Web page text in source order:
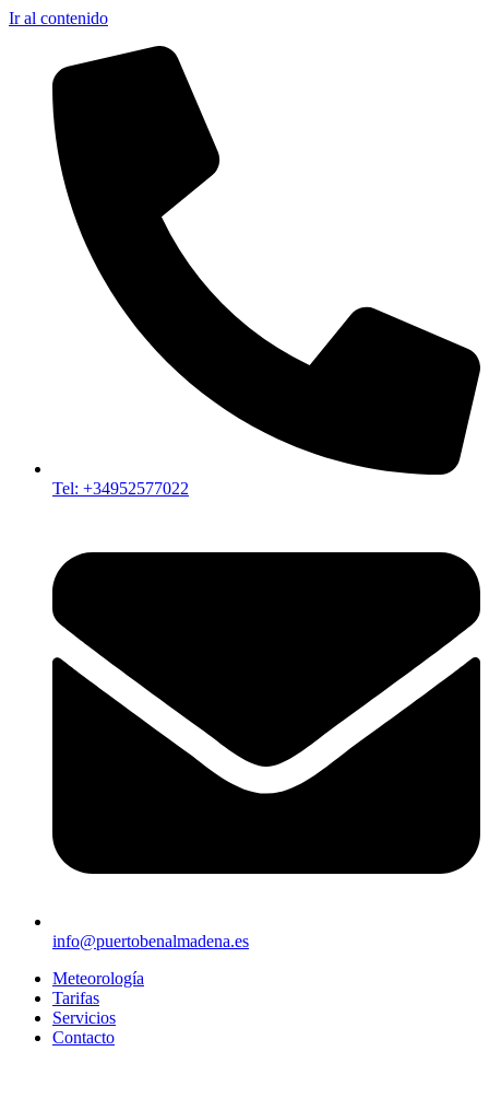
Ir al contenido
Tel: +34952577022
info@puertobenalmadena.es
Meteorología
Tarifas
Servicios
Contacto